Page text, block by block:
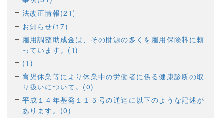
法改正情報(21)
お知らせ(17)
雇用調整助成金は、その財源の多くを雇用保険料に頼
っています。(1)
(1)
育児休業等により休業中の労働者に係る健康診断の取
り扱いについて。(0)
平成１４年基発１１５号の通達に以下のような記述が
あります。(0)